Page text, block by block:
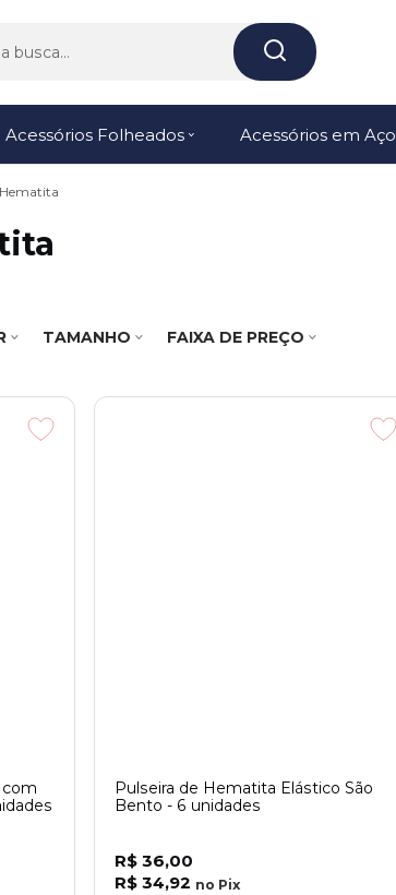
Acessórios Folheados Acessórios em Aço
TAMANHO FAIXA DE PREÇO
Pulseira de Hematita Elástico São
Bento - 6 unidades
R$ 36,00
R$ 34,92 no Pix